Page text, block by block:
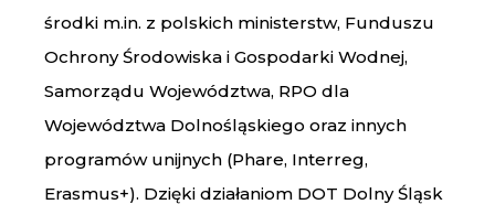
środki m.in. z polskich ministerstw, Funduszu
Ochrony Środowiska i Gospodarki Wodnej,
Samorządu Województwa, RPO dla
Województwa Dolnośląskiego oraz innych
programów unijnych (Phare, Interreg,
Erasmus+). Dzięki działaniom DOT Dolny Śląsk